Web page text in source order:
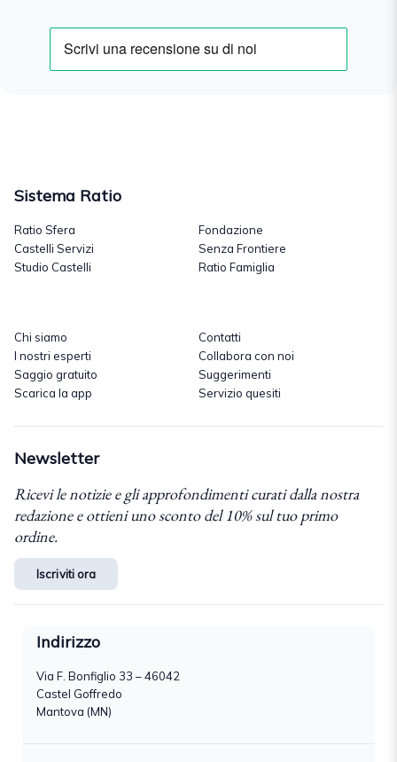
Sistema Ratio
Ratio Sfera
Castelli Servizi
Studio Castelli
Fondazione
Senza Frontiere
Ratio Famiglia
Chi siamo
I nostri esperti
Saggio gratuito
Scarica la app
Contatti
Collabora con noi
Suggerimenti
Servizio quesiti
Newsletter
Ricevi le notizie e gli approfondimenti curati dalla nostra
redazione e ottieni uno sconto del 10% sul tuo primo
ordine.
Iscriviti ora
Indirizzo
Via F. Bonfiglio 33 – 46042
Castel Goffredo
Mantova (MN)